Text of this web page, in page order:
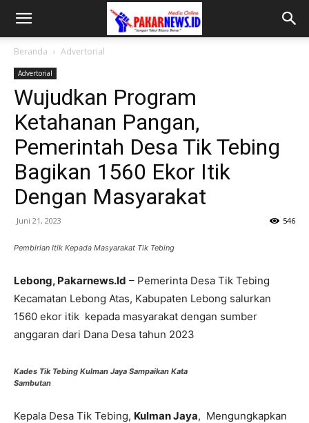
Beranda Advertorial
Advertorial
Wujudkan Program
Ketahanan Pangan,
Pemerintah Desa Tik Tebing
Bagikan 1560 Ekor Itik
Dengan Masyarakat
Juni 21, 2023 546
Pembirian Itik Kepada Masyarakat Tik Tebing
Lebong, Pakarnews.Id – Pemerinta Desa Tik Tebing
Kecamatan Lebong Atas, Kabupaten Lebong salurkan
1560 ekor itik kepada masyarakat dengan sumber
anggaran dari Dana Desa tahun 2023
Kades Tik Tebing Kulman Jaya Sampaikan Kata
Sambutan
Kepala Desa Tik Tebing, Kulman Jaya, Mengungkapkan